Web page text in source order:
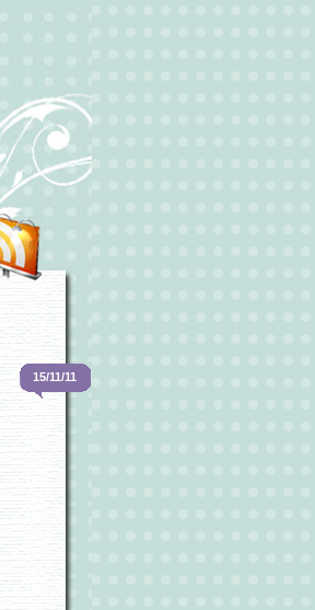
15/11/11